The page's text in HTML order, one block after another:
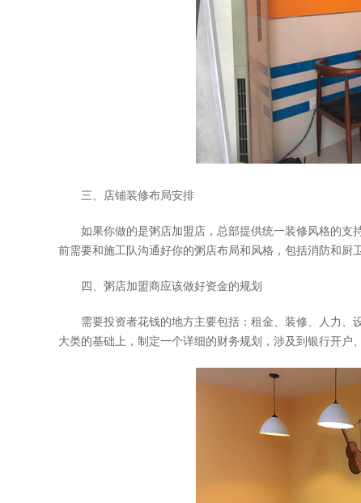
三、店铺装修布局安排
如果你做的是粥店加盟店，总部提供统一装修风格的支
前需要和施工队沟通好你的粥店布局和风格，包括消防和
四、粥店加盟商应该做好资金的规划
需要投资者花钱的地方主要包括：租金、装修、人力、
大类的基础上，制定一个详细的财务规划，涉及到银行开户